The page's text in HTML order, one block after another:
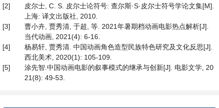
[2]
皮尔士, C. S. 皮尔士论符号: 查尔斯·S·皮尔士符号学论文集[M].
上海: 译文出版社, 2010.
[3]
曹小卉, 贾秀清, 于超, 等. 2021年暑期档动画电影热点解析[J].
当代动画, 2021(4): 6-16.
[4]
杨易轩, 贾秀清. 中国动画角色造型民族特色研究及文化反思[J].
西北美术, 2020(1): 105-109.
[5]
涂先智.中国动画电影的叙事模式的继承与创新[J]. 电影文学, 20
21(8): 49-53.